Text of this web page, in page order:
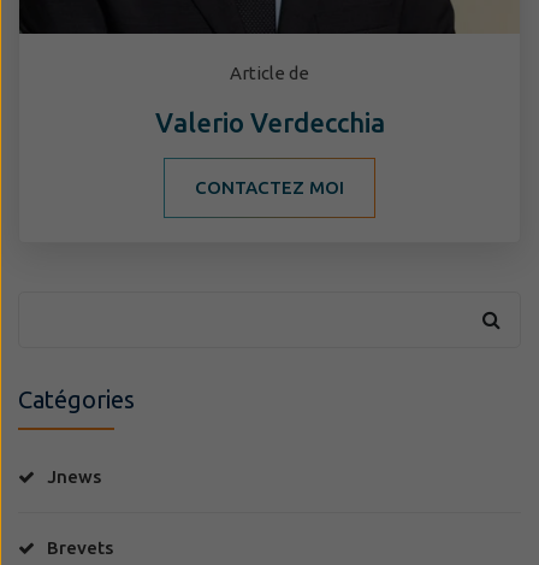
Article de
Valerio Verdecchia
CONTACTEZ MOI
Catégories
Jnews
Brevets